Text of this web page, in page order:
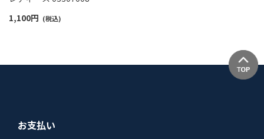
1,100円 (税込)
お支払い